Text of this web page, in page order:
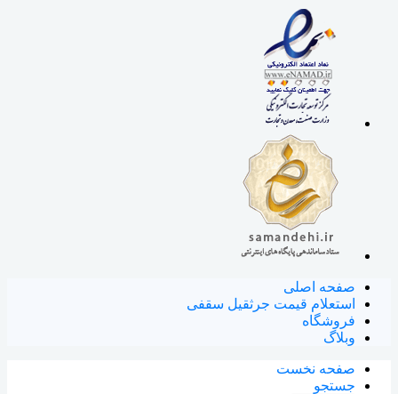
صفحه اصلی
استعلام قیمت جرثقیل سقفی
فروشگاه
وبلاگ
صفحه نخست
جستجو